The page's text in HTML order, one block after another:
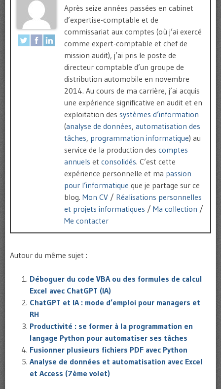
Après seize années passées en cabinet
d’expertise-comptable et de
commissariat aux comptes (où j’ai exercé
comme expert-comptable et chef de
mission audit), j’ai pris le poste de
directeur comptable d’un groupe de
distribution automobile en novembre
2014. Au cours de ma carrière, j’ai acquis
une expérience significative en audit et en
exploitation des systèmes d’information
(analyse de données, automatisation des
tâches, programmation informatique) au
service de la production des comptes
annuels et consolidés. C’est cette
expérience personnelle et ma passion
pour l’informatique que je partage sur ce
blog. Mon CV / Réalisations personnelles
et projets informatiques / Ma collection /
Me contacter
Autour du même sujet :
Déboguer du code VBA ou des formules de calcul
Excel avec ChatGPT (IA)
ChatGPT et IA : mode d’emploi pour managers et
RH
Productivité : se former à la programmation en
langage Python pour automatiser ses tâches
Fusionner plusieurs fichiers PDF avec Python
Analyse de données et automatisation avec Excel
et Access (7ème volet)